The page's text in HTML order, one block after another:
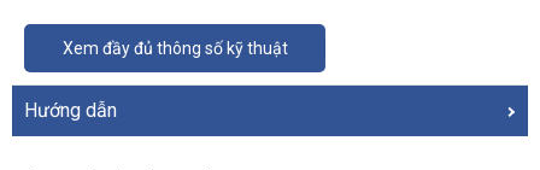
Xem đầy đủ thông số kỹ thuật
Hướng dẫn